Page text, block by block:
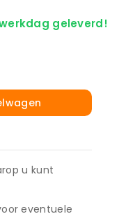
geleverd!
u kunt
eventuele